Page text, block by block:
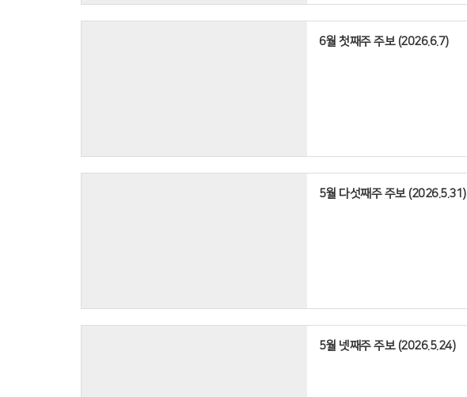
6월 첫째주 주보 (2026.6.7)
5월 다섯째주 주보 (2026.5.31)
5월 넷째주 주보 (2026.5.24)